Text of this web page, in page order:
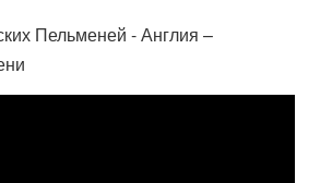
Пельменей - Англия –